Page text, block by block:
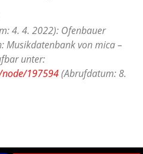
4. 4. 2022): Ofenbauer
Musikdatenbank von mica –
unter:
197594(Abrufdatum: 8.